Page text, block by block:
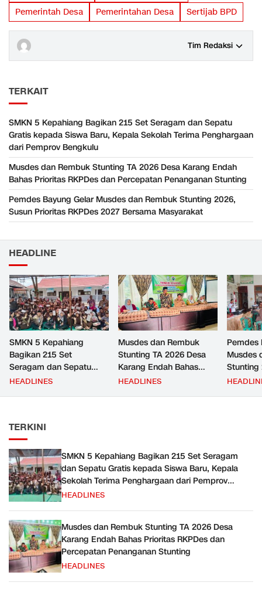
Pemerintah Desa
Pemerintahan Desa Sertijab BPD
Tim Redaksi
TERKAIT
SMKN 5 Kepahiang Bagikan 215 Set Seragam dan Sepatu
Gratis kepada Siswa Baru, Kepala Sekolah Terima Penghargaan
dari Pemprov Bengkulu
Musdes dan Rembuk Stunting TA 2026 Desa Karang Endah
Bahas Prioritas RKPDes dan Percepatan Penanganan Stunting
Pemdes Bayung Gelar Musdes dan Rembuk Stunting 2026,
Susun Prioritas RKPDes 2027 Bersama Masyarakat
HEADLINE
SMKN 5 Kepahiang
Bagikan 215 Set
Seragam dan Sepatu
Gratis kepada Siswa
HEADLINES
Musdes dan Rembuk
Stunting TA 2026 Desa
Karang Endah Bahas
Prioritas RKPDes dan
HEADLINES
Pemdes
Musdes
Stunting
Prioritas
TERKINI
SMKN 5 Kepahiang Bagikan 215 Set Seragam
dan Sepatu Gratis kepada Siswa Baru, Kepala
Sekolah Terima Penghargaan dari Pemprov
Bengkulu
HEADLINES
Musdes dan Rembuk Stunting TA 2026 Desa
Karang Endah Bahas Prioritas RKPDes dan
Percepatan Penanganan Stunting
HEADLINES